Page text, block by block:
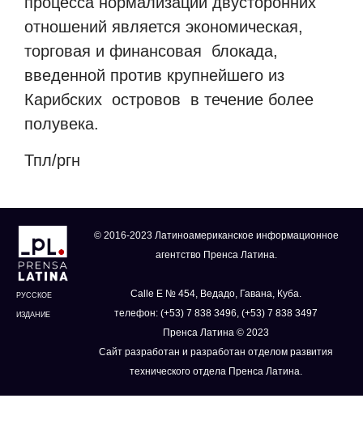
отношений является экономическая,
торговая и финансовая
блокада,
введенной против крупнейшего из
Карибских островов
в течение более
полувека.
Тпл/ргн
РУССКОЕ
ИЗДАНИЕ
© 2016-2023 Латиноамериканское информационное
агентство Пренса Латина.
Calle E № 454, Ведадо, Гавана, Куба.
телефон: (+53) 7 838 3496, (+53) 7 838 3497
Пренса Латина © 2023
Сайт разработан и разработан отделом развития
технического отдела Пренса Латина.